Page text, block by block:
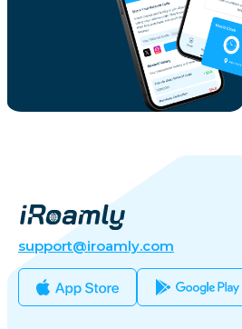
support@iroamly.com